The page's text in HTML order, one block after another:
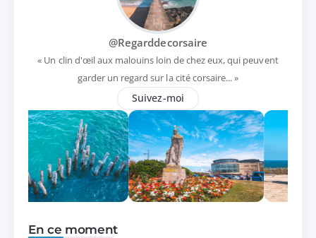
@Regarddecorsaire
« Un clin d'œil aux malouins loin de chez eux, qui peuvent
garder un regard sur la cité corsaire... »
Suivez-moi
En ce moment